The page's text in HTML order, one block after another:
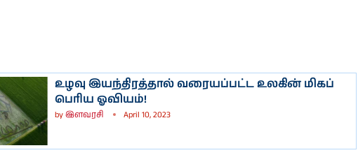
உழவு இயந்திரத்தால் வரையப்பட்ட உலகின் மிகப்
பெரிய ஓவியம்!
byஇளவரசி April 10, 2023